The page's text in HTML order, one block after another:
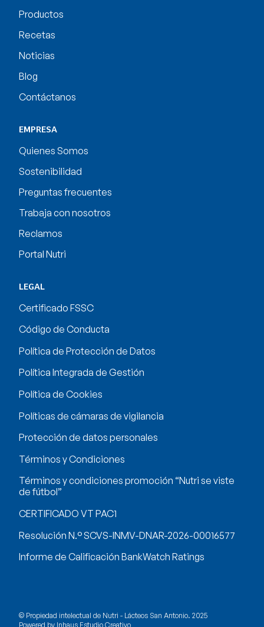
Productos
Recetas
Noticias
Blog
Contáctanos
EMPRESA
Quienes Somos
Sostenibilidad
Preguntas frecuentes
Trabaja con nosotros
Reclamos
Portal Nutri
LEGAL
Certificado FSSC
Código de Conducta
Política de Protección de Datos
Política Integrada de Gestión
Política de Cookies
Políticas de cámaras de vigilancia
Protección de datos personales
Términos y Condiciones
Términos y condiciones promoción “Nutri se viste
de fútbol”
CERTIFICADO VT PAC1
Resolución N.° SCVS-INMV-DNAR-2026-00016577
Informe de Calificación BankWatch Ratings
© Propiedad intelectual de Nutri - Lácteos San Antonio. 2025
Powered by Inhaus Estudio Creativo